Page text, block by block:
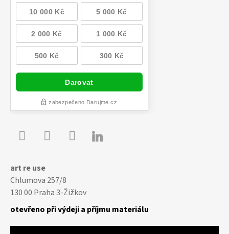

art re use
Chlumova 257/8
130 00 Praha 3-Žižkov
otevřeno při výdeji a příjmu materiálu